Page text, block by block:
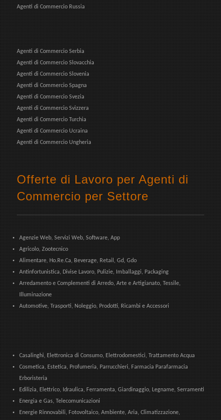
Agenti di Commercio Russia
Agenti di Commercio Serbia
Agenti di Commercio Slovacchia
Agenti di Commercio Slovenia
Agenti di Commercio Spagna
Agenti di Commercio Svezia
Agenti di Commercio Svizzera
Agenti di Commercio Turchia
Agenti di Commercio Ucraina
Agenti di Commercio Ungheria
Offerte di Lavoro per Agenti di
Commercio per Settore
Agenzie Web, Servizi Web, Software, App
Agricolo, Zootecnico
Alimentare, Ho.Re.Ca, Beverage, Retail, Gd, Gdo
Antinfortunistica, Divise Lavoro, Pulizie, Imballaggi, Packaging
Arredamento e Complementi di Arredo, Arte e Artigianato, Tessile,
Illuminazione
Automotive, Trasporti, Noleggio, Prodotti, Ricambi e Accessori
Casalinghi, Elettronica di Consumo, Elettrodomestici, Trattamento Acqua
Cosmetica, Estetica, Profumeria, Parrucchieri, Farmacia Parafarmacia
Erboristeria
Edilizia, Elettrico, Idraulica, Ferramenta, Giardinaggio, Legname, Serramenti
Energia e Gas, Telecomunicazioni
Energie Rinnovabili, Fotovoltaico, Ambiente, Aria, Climatizzazione,